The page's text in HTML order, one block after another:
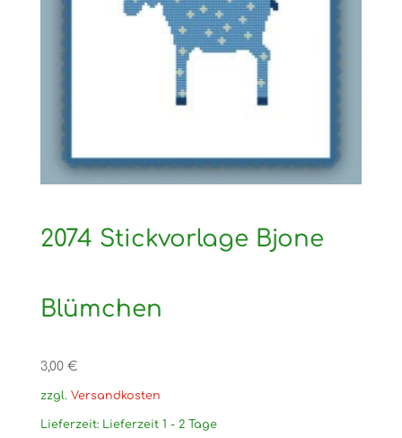
2074 Stickvorlage Bjone
Blümchen
3,00 €
zzgl. Versandkosten
Lieferzeit: Lieferzeit 1 - 2 Tage